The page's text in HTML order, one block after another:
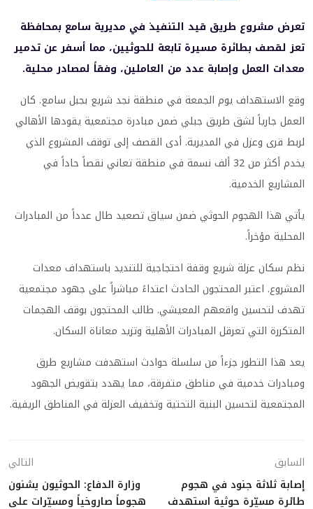
تعرض مشروع طريق قيد التنفيذ في مديرية سامع بمحافظة
تعز لقصف بطائرة مسيرة تابعة للحوثيين، مما أسفر عن تدمير
معدات العمل وإصابة عدد من العاملين، وفقاً لمصادر محلية.
وقع الاستهداف يوم الجمعة في منطقة نجد شريع بجبل سامع. كان
العمل جارياً لشق طريق جبلي ضمن مبادرة مجتمعية يقودها الأهالي
لربط قرى وعزل في المديرية. أدى القصف إلى توقف المشروع الذي
يخدم أكثر من 32 ألف نسمة في منطقة تعاني نقصاً حاداً في
المشاريع الخدمية.
يأتي هذا الهجوم الحوثي ضمن سياق تصعيد طال عدداً من المبادرات
المحلية مؤخراً.
نظم سكان عزلة شريع وقفة احتجاجية للتنديد باستهداف معدات
المشروع. اعتبر المحتجون الحادث اعتداءً مباشراً على جهود مجتمعية
تهدف لتحسين واقعهم المعيشي. طالب المحتجون بوقف الهجمات
المتكررة التي تعرقل المبادرات الأهلية وتزيد معاناة السكان.
يعد هذا التطور جزءاً من سلسلة حوادث استهدفت مشاريع طرق
ومبادرات خدمية في مناطق متفرقة، مما يهدد بتقويض الجهود
المجتمعية لتحسين البنية التحتية وتخفيف العزلة في المناطق الريفية.
السابق
إصابة ثلاثة جنود في هجوم
طائرة مسيّرة حوثية استهدف
التالي
وزارة الدفاع: الحوثيون يشنون
هجوماً صاروخياً ومسيّرات على